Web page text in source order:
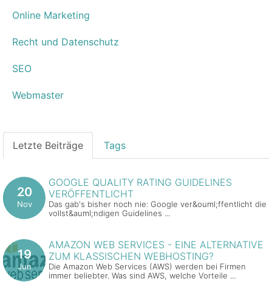
Online Marketing
Recht und Datenschutz
SEO
Webmaster
Letzte Beiträge Tags
20
Nov
GOOGLE QUALITY RATING GUIDELINES
VERÖFFENTLICHT
Das gab's bisher noch nie: Google ver&ouml;ffentlicht die
vollst&auml;ndigen Guidelines ...
19
Jun
AMAZON WEB SERVICES - EINE ALTERNATIVE
ZUM KLASSISCHEN WEBHOSTING?
Die Amazon Web Services (AWS) werden bei Firmen
immer beliebter. Was sind AWS, welche Vorteile ...